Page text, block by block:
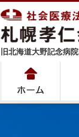
旧北海道大野記念病院